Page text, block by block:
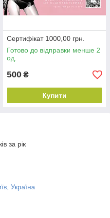
Сертифікат 1000,00 грн.
Готово до відправки менше 2
од.
500 ₴
Купити
за рік
Україна